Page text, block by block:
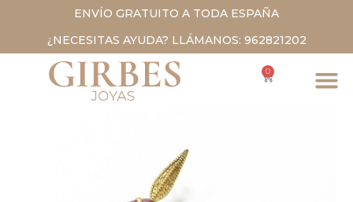
ENVÍO GRATUITO A TODA ESPAÑA
¿NECESITAS AYUDA? LLÁMANOS: 962821202
0